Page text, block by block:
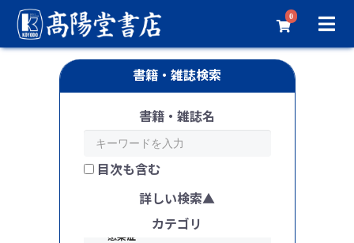
0
書籍・雑誌検索
書籍・雑誌名
目次も含む
詳しい検索
カテゴリ
└ 血液内科
└ 脳神経内科・神経内科
└ 膠原病・リウマチ
└ 感染症